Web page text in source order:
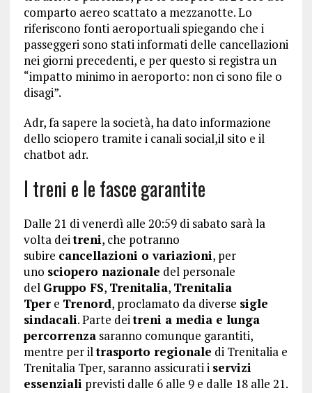
comparto aereo scattato a mezzanotte. Lo
riferiscono fonti aeroportuali spiegando che i
passeggeri sono stati informati delle cancellazioni
nei giorni precedenti, e per questo si registra un
“impatto minimo in aeroporto: non ci sono file o
disagi”.
Adr, fa sapere la società, ha dato informazione
dello sciopero tramite i canali social,il sito e il
chatbot adr.
I treni e le fasce garantite
Dalle 21 di venerdì alle 20:59 di sabato sarà la
volta deitreni, che potranno
subire cancellazioni o variazioni, per
uno sciopero nazionale del personale
del Gruppo FS, Trenitalia, Trenitalia
Tpere Trenord, proclamato da diverse sigle
sindacali. Parte deitreni a media e lunga
percorrenzasaranno comunque garantiti,
mentre per iltrasporto regionale di Trenitalia e
Trenitalia Tper, saranno assicurati i servizi
essenziali previsti dalle 6 alle 9 e dalle 18 alle 21.